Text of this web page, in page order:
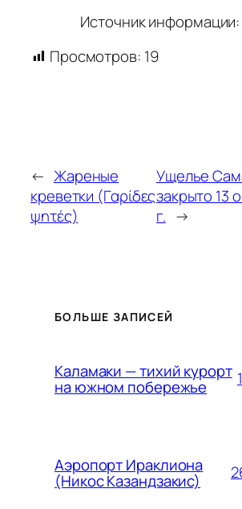
Источник
Просмотров: 19
← Жареные
креветки (Γαρίδες
ψητές)
Ущелье
закрыто 13
г. →
БОЛЬШЕ ЗАПИСЕЙ
Каламаки — тихий курорт
на южном побережье
Аэропорт Ираклиона
(Никос Казандзакис)